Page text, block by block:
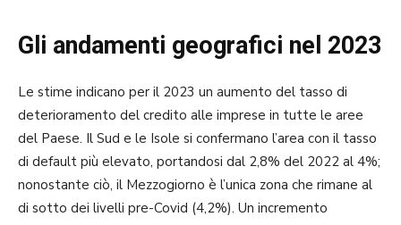
Gli andamenti geografici nel 2023
Le stime indicano per il 2023 un aumento del tasso di
deterioramento del credito alle imprese in tutte le aree
del Paese. Il Sud e le Isole si confermano l’area con il tasso
di default più elevato, portandosi dal 2,8% del 2022 al 4%;
nonostante ciò, il Mezzogiorno è l’unica zona che rimane al
di sotto dei livelli pre-Covid (4,2%). Un incremento